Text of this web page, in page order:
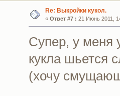
Re: Выкройки кукол.
« Ответ #7 : 21 Июнь 2011,
Супер, у меня
кукла шьется
(хочу